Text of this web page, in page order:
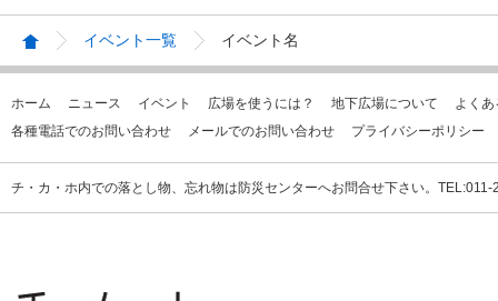
イベント一覧 イベント名
ホーム ニュース イベント 広場を使うには？ 地下広場について
よく
各種電話でのお問い合わせ
メールでのお問い合わせ プライバシーポリシー
チ・カ・ホ内での落とし物、忘れ物は防災センターへお問合せ下さい。